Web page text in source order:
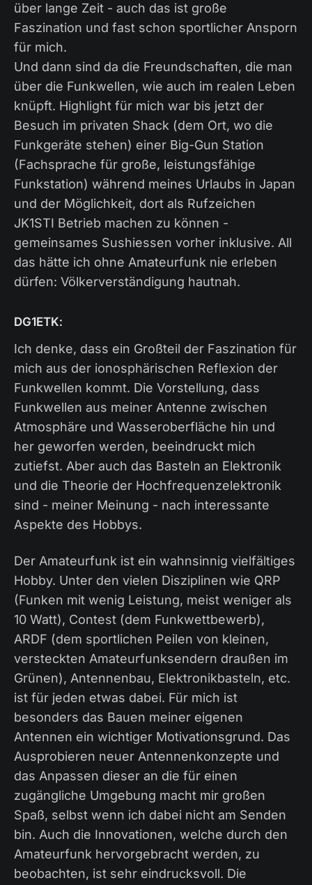
über lange Zeit - auch das ist große
Faszination und fast schon sportlicher Ansporn
für mich.
Und dann sind da die Freundschaften, die man
über die Funkwellen, wie auch im realen Leben
knüpft. Highlight für mich war bis jetzt der
Besuch im privaten Shack (dem Ort, wo die
Funkgeräte stehen) einer Big-Gun Station
(Fachsprache für große, leistungsfähige
Funkstation) während meines Urlaubs in Japan
und der Möglichkeit, dort als Rufzeichen
JK1STI Betrieb machen zu können -
gemeinsames Sushiessen vorher inklusive. All
das hätte ich ohne Amateurfunk nie erleben
dürfen: Völkerverständigung hautnah.
DG1ETK:
Ich denke, dass ein Großteil der Faszination für
mich aus der ionosphärischen Reflexion der
Funkwellen kommt. Die Vorstellung, dass
Funkwellen aus meiner Antenne zwischen
Atmosphäre und Wasseroberfläche hin und
her geworfen werden, beeindruckt mich
zutiefst. Aber auch das Basteln an Elektronik
und die Theorie der Hochfrequenzelektronik
sind - meiner Meinung - nach interessante
Aspekte des Hobbys.
Der Amateurfunk ist ein wahnsinnig vielfältiges
Hobby. Unter den vielen Disziplinen wie QRP
(Funken mit wenig Leistung, meist weniger als
10 Watt), Contest (dem Funkwettbewerb),
ARDF (dem sportlichen Peilen von kleinen,
versteckten Amateurfunksendern draußen im
Grünen), Antennenbau, Elektronikbasteln, etc.
ist für jeden etwas dabei. Für mich ist
besonders das Bauen meiner eigenen
Antennen ein wichtiger Motivationsgrund. Das
Ausprobieren neuer Antennenkonzepte und
das Anpassen dieser an die für einen
zugängliche Umgebung macht mir großen
Spaß, selbst wenn ich dabei nicht am Senden
bin. Auch die Innovationen, welche durch den
Amateurfunk hervorgebracht werden, zu
beobachten, ist sehr eindrucksvoll. Die